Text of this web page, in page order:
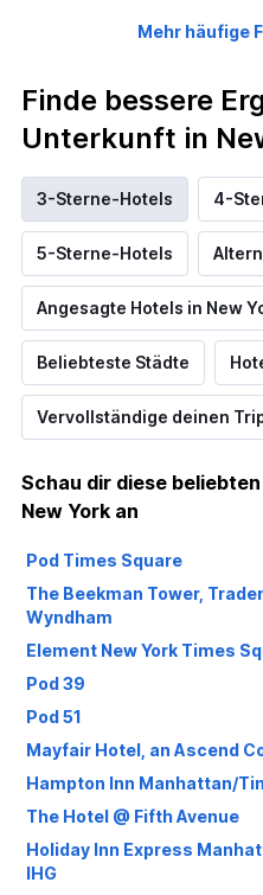
Mehr häufige
Finde bessere
Unterkunft in
3-Sterne-Hotels 4-
5-Sterne-Hotels
Angesagte Hotels in New
Beliebteste Städte
Vervollständige deinen
Schau dir diese
New York an
Pod Times Square
The Beekman Tower,
Wyndham
Element New York Times
Pod 39
Pod 51
Mayfair Hotel, an Ascend
Hampton Inn Manhattan/
The Hotel @ Fifth Avenue
Holiday Inn Express
IHG